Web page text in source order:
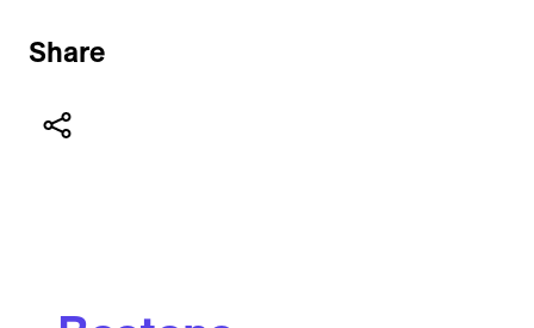
Share